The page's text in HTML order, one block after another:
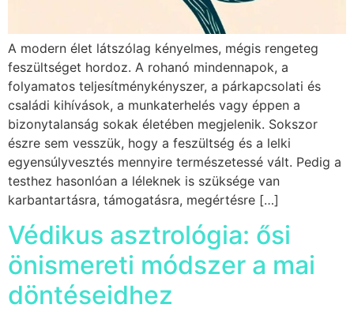
A modern élet látszólag kényelmes, mégis rengeteg
feszültséget hordoz. A rohanó mindennapok, a
folyamatos teljesítménykényszer, a párkapcsolati és
családi kihívások, a munkaterhelés vagy éppen a
bizonytalanság sokak életében megjelenik. Sokszor
észre sem vesszük, hogy a feszültség és a lelki
egyensúlyvesztés mennyire természetessé vált. Pedig a
testhez hasonlóan a léleknek is szüksége van
karbantartásra, támogatásra, megértésre […]
Védikus asztrológia: ősi
önismereti módszer a mai
döntéseidhez